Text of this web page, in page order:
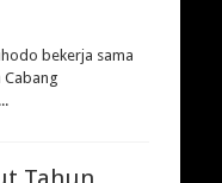
bekerja sama
Cabang